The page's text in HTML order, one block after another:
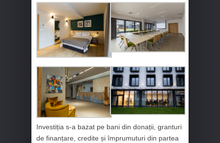
Investiția s-a bazat pe bani din donații, granturi
de finanțare, credite și împrumuturi din partea